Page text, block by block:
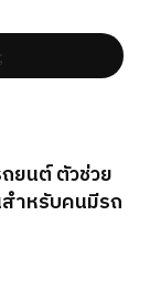
ยนต์ ตัวช่วย
สำหรับคนมีรถ